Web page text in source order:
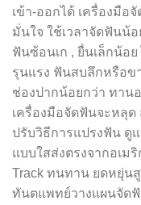
เข้า-ออกได้ เครื่องมือ
มั่นใจ ใช้เวลาจัดฟันน้
ฟันซ้อนเก , ยื่นเล็กน้
รุนแรง ฟันสบลึกหรือข
ช่องปากน้อยกว่า ทาน
เครื่องมือจัดฟันจะหลุด
ปรับวิธีการแปรงฟัน ดู
แบบใสส่งตรงจากอเม
Track ทนทาน ยดหยุ่น
ทันตแพทย์วางแผนจัดฟั